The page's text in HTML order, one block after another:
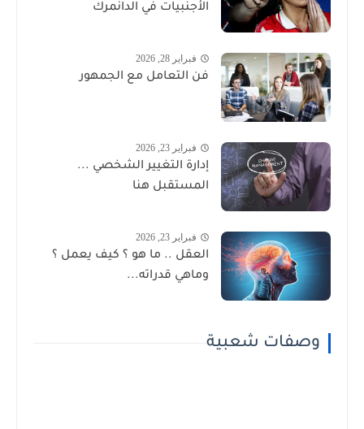
الأجنبيات في الدانمرك
فبراير 28, 2026
فن التعامل مع الجمهور
فبراير 23, 2026
إدارة التغيير الشخصي ...
المستقبل هنا
فبراير 23, 2026
العقل .. ما هو ؟ كيف يعمل ؟
وماهي قدراته...
وصفات شعبية